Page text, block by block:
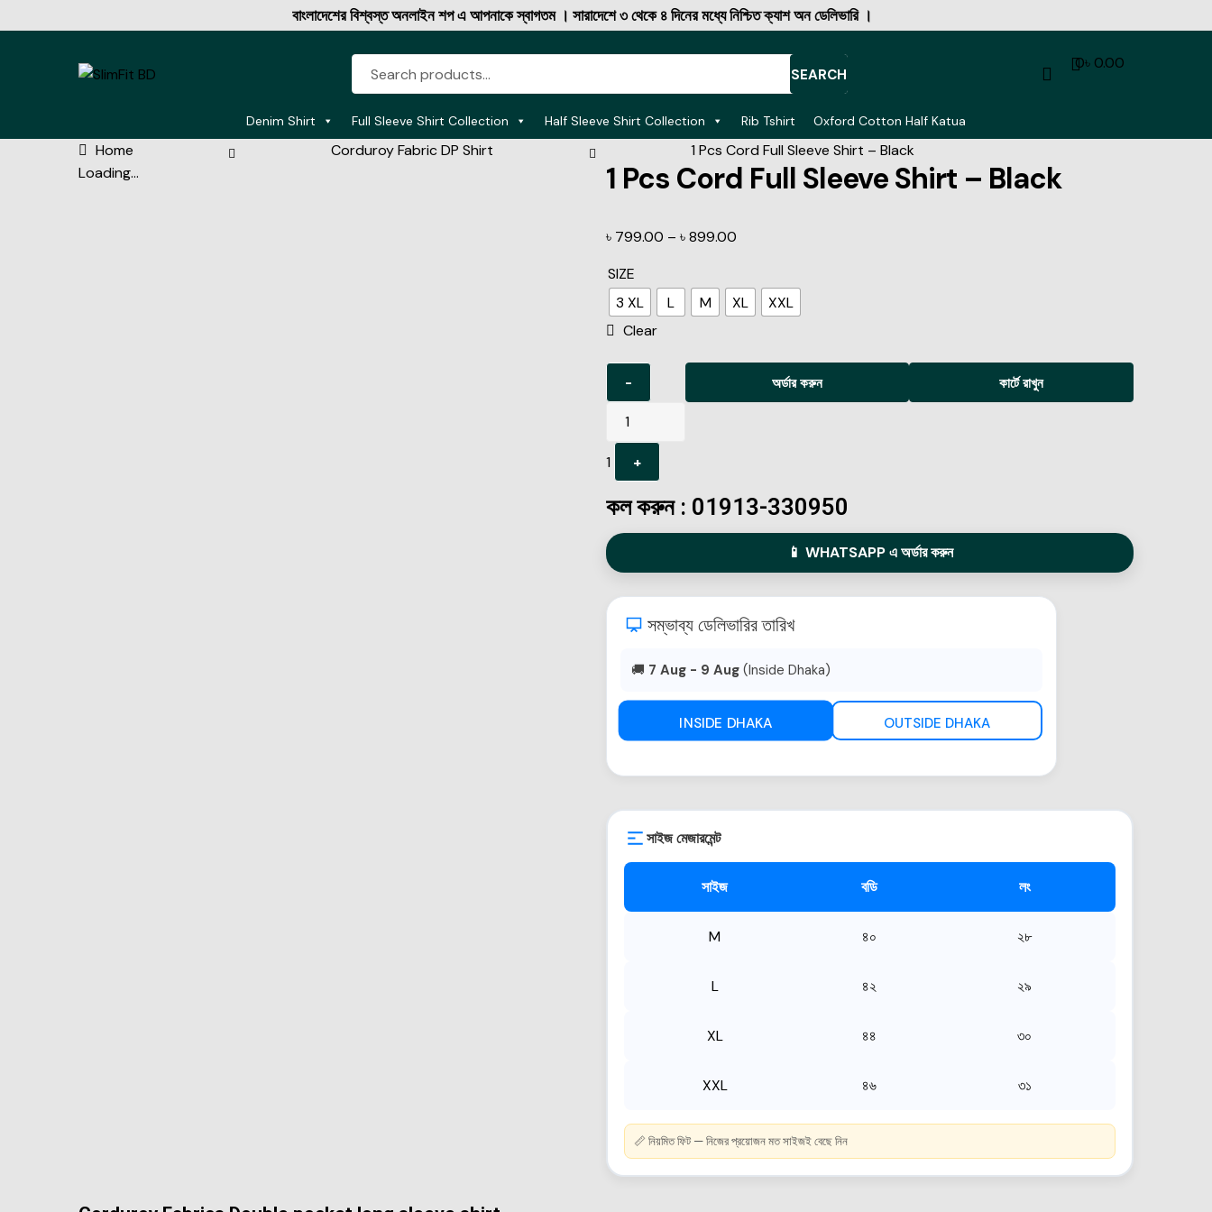
বাংলাদেশের বিশ্বস্ত অনলাইন শপ এ আপনাকে স্বাগতম । সারাদেশে ৩ থেকে ৪ দিনের মধ্যে নিশ্চিত ক্যাশ অন ডেলিভারি ।
SEARCH
0৳ 0.00
Denim Shirt Full Sleeve Shirt Collection Half Sleeve Shirt Collection Rib Tshirt Oxford Cotton Half Katua
Home Corduroy Fabric DP Shirt
1 Pcs Cord Full Sleeve Shirt – Black
Loading...
1 Pcs Cord Full Sleeve Shirt – Black
৳ 799.00 – ৳899.00
SIZE
3 XL
L M XL
XXL
Clear
-
1 +
অর্ডার করুন কার্টে রাখুন
কল করুন : 01913-330950
📱 WHATSAPP এ অর্ডার করুন
সম্ভাব্য ডেলিভারির তারিখ
🚚 7 Aug - 9 Aug (Inside Dhaka)
INSIDE DHAKA OUTSIDE DHAKA
সাইজ মেজারমেন্ট
সাইজ বডি লং
M ৪০ ২৮
L ৪২ ২৯
XL ৪৪ ৩০
XXL ৪৬ ৩১
📏 নিয়মিত ফিট — নিজের প্রয়োজন মত সাইজই বেছে নিন